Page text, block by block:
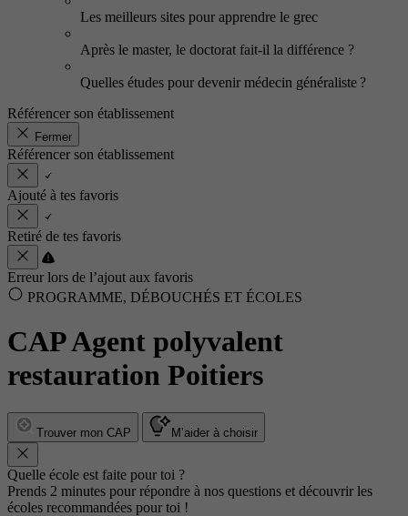
Les meilleurs sites pour apprendre le grec
Après le master, le doctorat fait-il la différence ?
Quelles études pour devenir médecin généraliste ?
Référencer son établissement
Fermer
Référencer son établissement
Ajouté à tes favoris
Retiré de tes favoris
Erreur lors de l’ajout aux favoris
PROGRAMME, DÉBOUCHÉS ET ÉCOLES
CAP Agent polyvalent
restauration Poitiers
Trouver mon CAP M’aider à choisir
Quelle école est faite pour toi ?
Prends 2 minutes pour répondre à nos questions et découvrir les
écoles recommandées pour toi !